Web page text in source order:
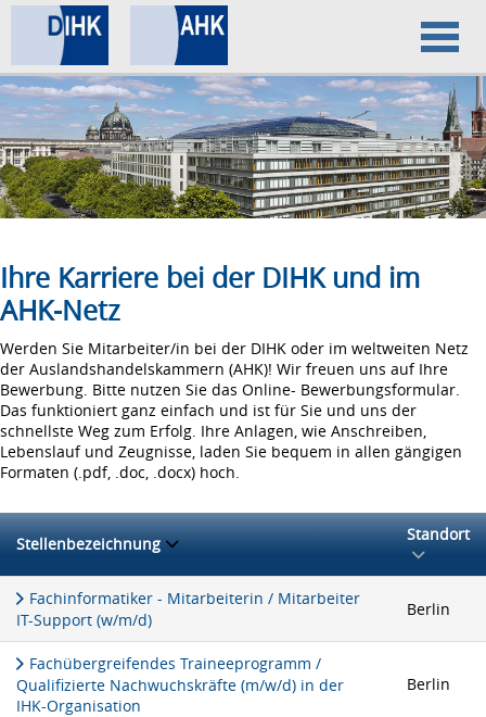
Home
Datenschutz
Impressum
Ihre Karriere bei der DIHK und im
AHK-Netz
Werden Sie Mitarbeiter/in bei der DIHK oder im weltweiten Netz
der Auslandshandelskammern (AHK)! Wir freuen uns auf Ihre
Bewerbung. Bitte nutzen Sie das Online- Bewerbungsformular.
Das funktioniert ganz einfach und ist für Sie und uns der
schnellste Weg zum Erfolg. Ihre Anlagen, wie Anschreiben,
Lebenslauf und Zeugnisse, laden Sie bequem in allen gängigen
Formaten (.pdf, .doc, .docx) hoch.
Stellenbezeichnung Standort
Fachinformatiker - Mitarbeiterin / Mitarbeiter
IT-Support (w/m/d)
Berlin
Fachübergreifendes Traineeprogramm /
Qualifizierte Nachwuchskräfte (m/w/d) in der
IHK-Organisation
Berlin